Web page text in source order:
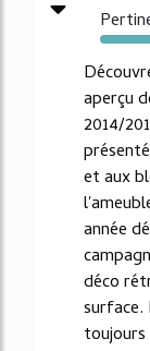
330%
aperçu
2014/
et aux
année
déco
surface.